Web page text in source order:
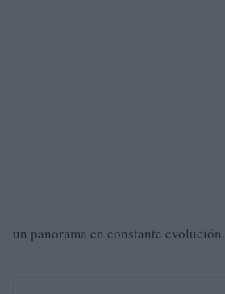
un panorama en constante evolución.